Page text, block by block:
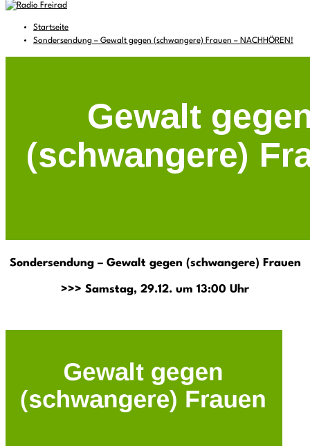
Startseite
Sondersendung – Gewalt gegen (schwangere) Frauen – NACHHÖREN!
Sondersendung – Gewalt gegen (schwangere) Frauen
>>> Samstag, 29.12. um 13:00 Uhr